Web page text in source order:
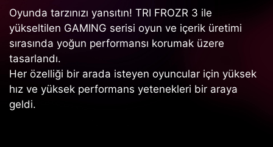
Oyunda tarzınızı yansıtın! TRI FROZR 3 ile
yükseltilen GAMING serisi oyun ve içerik üretimi
sırasında yoğun performansı korumak üzere
tasarlandı.
Her özelliği bir arada isteyen oyuncular için yüksek
hız ve yüksek performans yetenekleri bir araya
geldi.